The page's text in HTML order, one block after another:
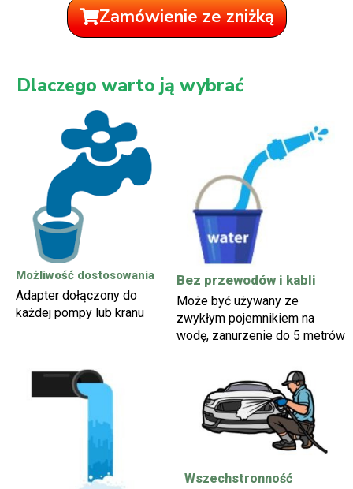
Zamówienie ze zniżką
Dlaczego warto ją wybrać
Możliwość dostosowania
Adapter dołączony do
każdej pompy lub kranu
Bez przewodów i kabli
Może być używany ze
zwykłym pojemnikiem na
wodę, zanurzenie do 5 metrów
Wszechstronność